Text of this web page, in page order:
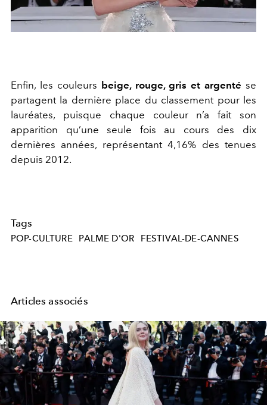
Enfin, les couleurs beige, rouge, gris et argenté se
partagent la dernière place du classement pour les
lauréates, puisque chaque couleur n’a fait son
apparition qu’une seule fois au cours des dix
dernières années, représentant 4,16% des tenues
depuis 2012.
Tags
POP-CULTURE PALME D'OR FESTIVAL-DE-CANNES
Articles associés